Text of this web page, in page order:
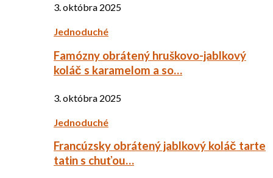
3. októbra 2025
Jednoduché
Famózny obrátený hruškovo-jablkový
koláč s karamelom a so…
3. októbra 2025
Jednoduché
Francúzsky obrátený jablkový koláč tarte
tatin s chuťou…